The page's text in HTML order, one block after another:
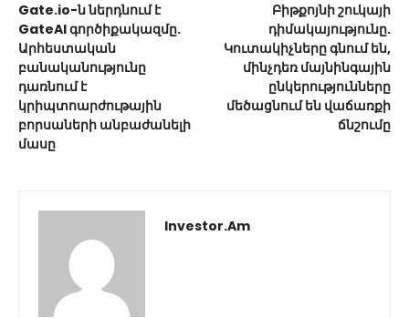
Gate.io-ն ներդնում է
GateAI գործիքակազմը.
Արհեստական
բանականությունը
դառնում է
կրիպտոարժութային
բորսաների անբաժանելի
մասը
Բիթքոյնի շուկայի
դիմակայությունը.
Կուտակիչները գնում են,
մինչդեռ մայնինգային
ընկերությունները
մեծացնում են վաճառքի
ճնշումը
Investor.am